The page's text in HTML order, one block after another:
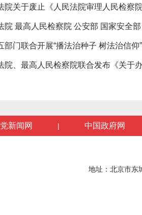
院关于废止《人民法院审理人民检察
院 最高人民检察院 公安部 国家安全
部门联合开展“播法治种子 树法治信仰
院、最高人民检察院联合发布《关于
新闻网 | 中国政府网
地址：北京市东